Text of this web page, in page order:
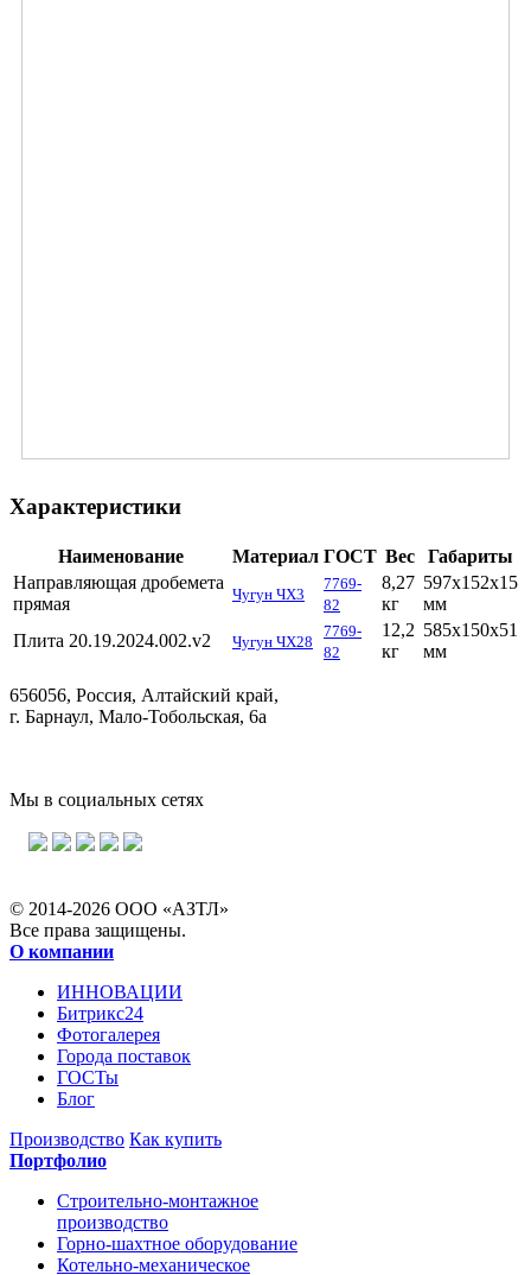
Характеристики
Наименование Материал ГОСТ Вес
Габариты
Направляющая дробемета
прямая
Чугун ЧХ3
7769-
82
8,27
кг
597х152х15
мм
Плита 20.19.2024.002.v2
Чугун ЧХ28
7769-
82
12,2
кг
585х150х51
мм
656056, Россия, Алтайский край,
г. Барнаул, Мало-Тобольская, 6а
Мы в социальных сетях
© 2014-2026 ООО «АЗТЛ»
Все права защищены.
О компании
ИННОВАЦИИ
Битрикс24
Фотогалерея
Города поставок
ГОСТы
Блог
Производство Как купить
Портфолио
Строительно-монтажное
производство
Горно-шахтное оборудование
Котельно-механическое